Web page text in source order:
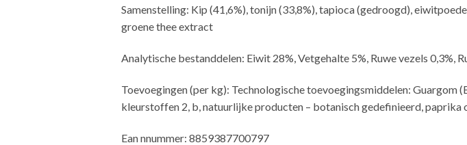
Samenstelling: Kip (41,6%), tonijn (33,8%), tapioca (gedroogd),
groene thee extract
Analytische bestanddelen: Eiwit 28%, Vetgehalte 5%, Ruwe vezels 0,3%,
Toevoegingen (per kg): Technologische toevoegingsmiddelen: Guargom
kleurstoffen 2, b, natuurlijke producten – botanisch gedefinieerd,
Ean nnummer: 8859387700797